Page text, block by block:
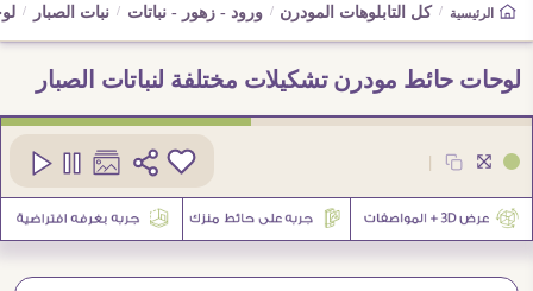
الرئيسية / كل التابلوهات المودرن / ورود - زهور - نباتات / نبات الصبار /
لوحات حائط مودرن تشكيلات مختلفة لنباتات الصبار
SA91510
|